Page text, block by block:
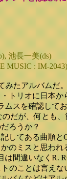
池長一美(ds)
: IM-2043)
みたアルバムだ
トリオに日本
ムスを確認して
だが、何とも
ろうか？
してある曲順
のミスと思わ
間違いなくR.
のことは言えな